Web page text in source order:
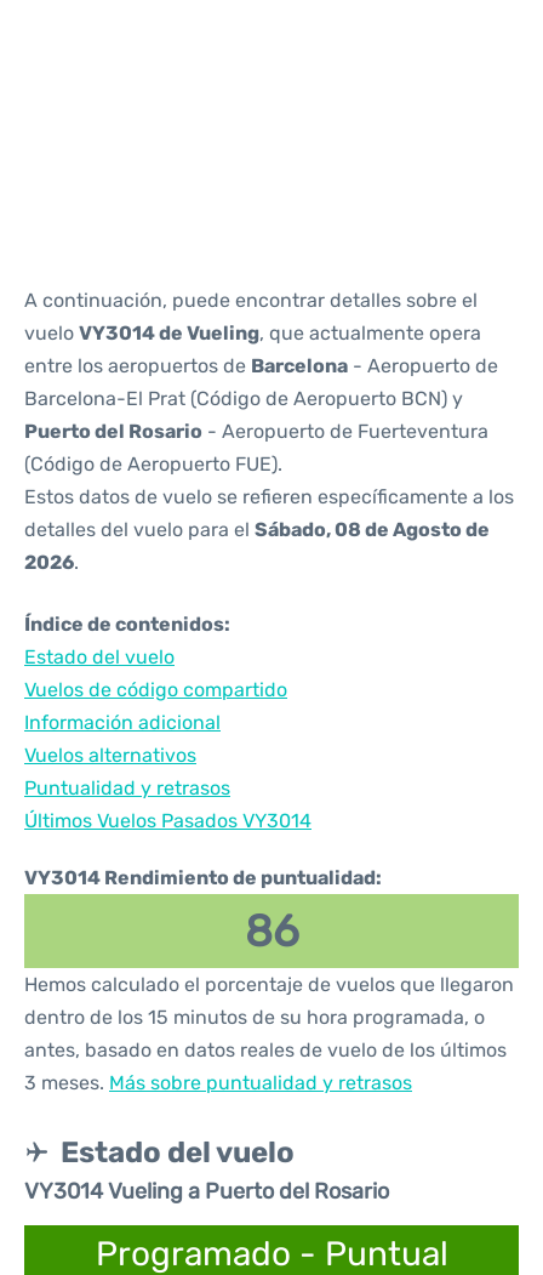
A continuación, puede encontrar detalles sobre el
vuelo VY3014 de Vueling, que actualmente opera
entre los aeropuertos de Barcelona - Aeropuerto de
Barcelona-El Prat (Código de Aeropuerto BCN) y
Puerto del Rosario - Aeropuerto de Fuerteventura
(Código de Aeropuerto FUE).
Estos datos de vuelo se refieren específicamente a los
detalles del vuelo para el Sábado, 08 de Agosto de
2026.
Índice de contenidos:
Estado del vuelo
Vuelos de código compartido
Información adicional
Vuelos alternativos
Puntualidad y retrasos
Últimos Vuelos Pasados VY3014
VY3014 Rendimiento de puntualidad:
86
Hemos calculado el porcentaje de vuelos que llegaron
dentro de los 15 minutos de su hora programada, o
antes, basado en datos reales de vuelo de los últimos
3 meses. Más sobre puntualidad y retrasos
Estado del vuelo
VY3014 Vueling a Puerto del Rosario
Programado - Puntual